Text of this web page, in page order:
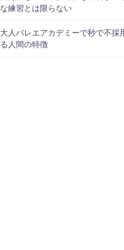
な練習とは限らない
大人バレエアカデミーで秒で不採
る人間の特徴